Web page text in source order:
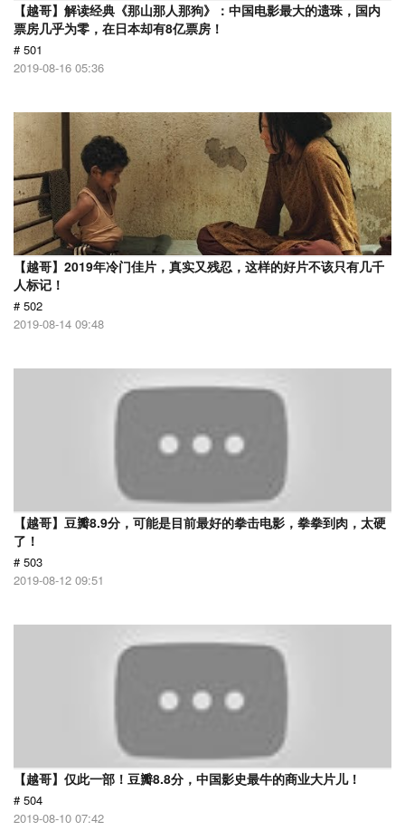
【越哥】解读经典《那山那人那狗》：中国电影最大的遗珠，国内
票房几乎为零，在日本却有8亿票房！
# 501
2019-08-16 05:36
【越哥】2019年冷门佳片，真实又残忍，这样的好片不该只有几千
人标记！
# 502
2019-08-14 09:48
【越哥】豆瓣8.9分，可能是目前最好的拳击电影，拳拳到肉，太硬
了！
# 503
2019-08-12 09:51
【越哥】仅此一部！豆瓣8.8分，中国影史最牛的商业大片儿！
# 504
2019-08-10 07:42